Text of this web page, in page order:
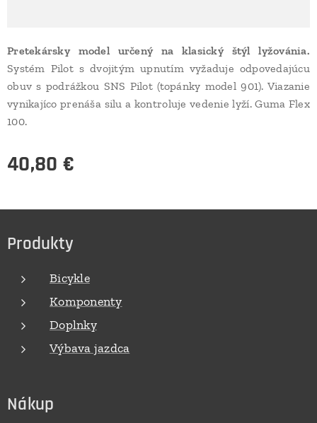
Pretekársky model určený na klasický štýl lyžovánia.
Systém Pilot s dvojitým upnutím vyžaduje odpovedajúcu
obuv s podrážkou SNS Pilot (topánky model 901). Viazanie
vynikajíco prenáša silu a kontroluje vedenie lyží. Guma Flex
100.
40,80 €
Produkty
Bicykle
Komponenty
Doplnky
Výbava jazdca
Nákup